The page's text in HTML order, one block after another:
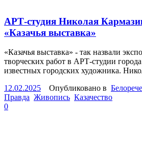
АРТ-студия Николая
«Казачья выставка»
«Казачья выставка» - так назвали
творческих работ в АРТ-студии
известных городских художника.
12.02.2025 Опубликовано в
Правда Живопись Казачество
0